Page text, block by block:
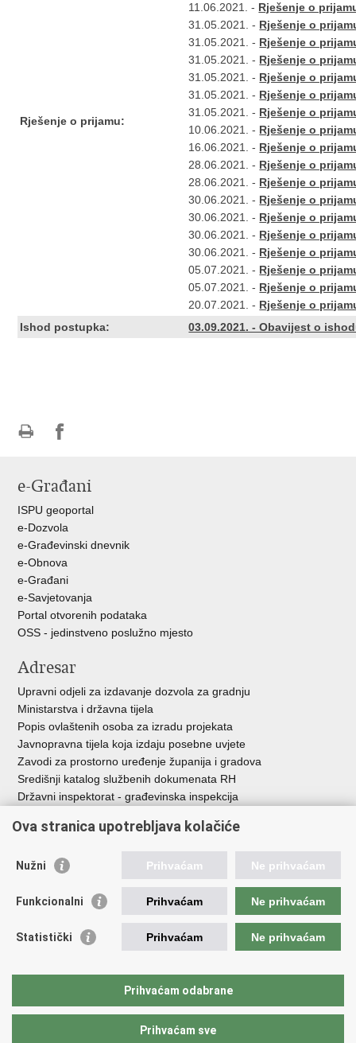
Rješenje o prijamu:
11.06.2021. - Rješenje o
31.05.2021. - Rješenje o
31.05.2021. - Rješenje o
31.05.2021. - Rješenje o
31.05.2021. - Rješenje o
31.05.2021. - Rješenje o
31.05.2021. - Rješenje o
10.06.2021. - Rješenje o
16.06.2021. - Rješenje o
28.06.2021. - Rješenje o
28.06.2021. - Rješenje o
30.06.2021. - Rješenje o
30.06.2021. - Rješenje o
30.06.2021. - Rješenje o
30.06.2021. - Rješenje o
05.07.2021. - Rješenje o
05.07.2021. - Rješenje o
20.07.2021. - Rješenje o
Ishod postupka:
03.09.2021. - Obavijest o
FacebookuTwitteru
e-Građani
ISPU geoportal
e-Dozvola
e-Građevinski dnevnik
e-Obnova
e-Građani
e-Savjetovanja
Portal otvorenih podataka
OSS - jedinstveno poslužno mjesto
Adresar
Upravni odjeli za izdavanje dozvola za gradnju
Ministarstva i državna tijela
Popis ovlaštenih osoba za izradu projekata
Javnopravna tijela koja izdaju posebne uvjete
Zavodi za prostorno uređenje županija i gradova
Središnji katalog službenih dokumenata RH
Državni inspektorat - građevinska inspekcija
Vlada Republike Hrvatske
Agencija za pravni promet i posredovanje nekretninama
Fond za zaštitu okoliša i energetsku učinkovitost
Državne nekretnine d.o.o.
Ova stranica upotrebljava kolačiće
Nužni Prihvaćam Ne prihvaćam
Funkcionalni Prihvaćam Ne prihvaćam
Statistički Prihvaćam Ne prihvaćam
Prihvaćam odabrane
Prihvaćam sve